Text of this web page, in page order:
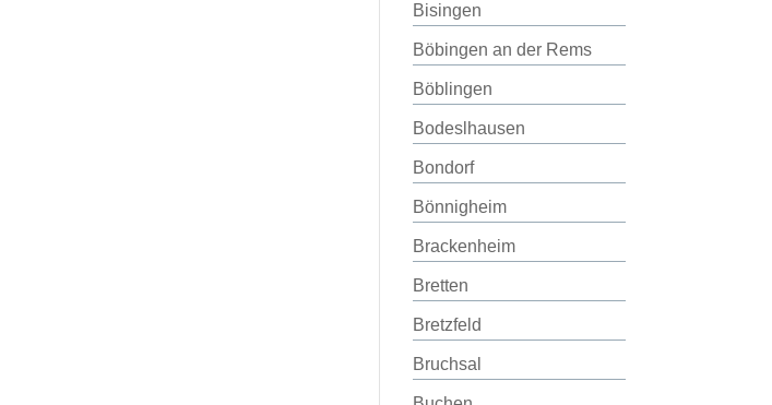
Bisingen
Böbingen an der Rems
Böblingen
Bodeslhausen
Bondorf
Bönnigheim
Brackenheim
Bretten
Bretzfeld
Bruchsal